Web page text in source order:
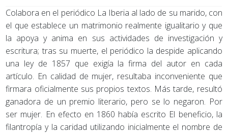
Colabora en el periódico La Iberia al lado de su marido, con
el que establece un matrimonio realmente igualitario y que
la apoya y anima en sus actividades de investigación y
escritura; tras su muerte, el periódico la despide aplicando
una ley de 1857 que exigía la firma del autor en cada
artículo. En calidad de mujer, resultaba inconveniente que
firmara oficialmente sus propios textos. Más tarde, resultó
ganadora de un premio literario, pero se lo negaron. Por
ser mujer. En efecto en 1860 había escrito El beneficio, la
filantropía y la caridad utilizando inicialmente el nombre de